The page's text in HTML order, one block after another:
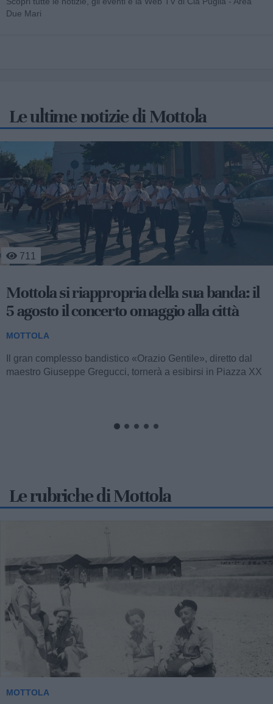
Due Mari
Le ultime notizie di Mottola
1.382
Massafra, Mottola e Crispiano: controlli
straordinari dei carabinieri, due denunce
e vari sequestri
MOTTOLA
Nel corso dell’ultimo fine settimana, i comuni di Massafra,
Le rubriche di Mottola